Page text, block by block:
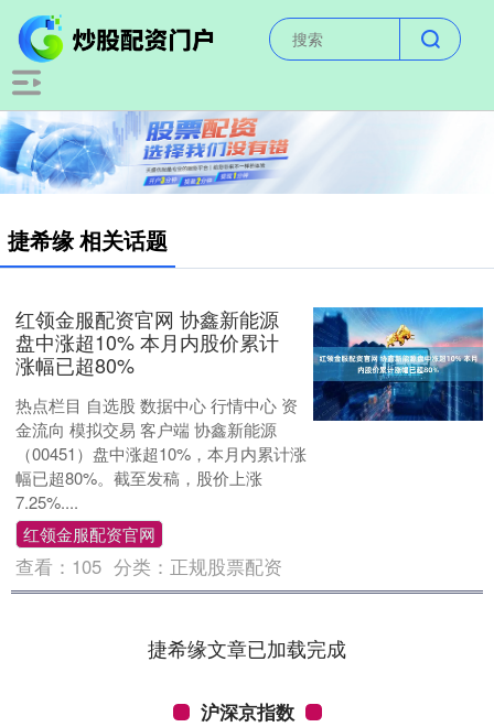
捷希缘 相关话题
红领金服配资官网 协鑫新能源
盘中涨超10% 本月内股价累计
涨幅已超80%
热点栏目 自选股 数据中心 行情中心 资
金流向 模拟交易 客户端 协鑫新能源
（00451）盘中涨超10%，本月内累计涨
幅已超80%。截至发稿，股价上涨
7.25%....
红领金服配资官网
查看： 105 分类： 正规股票配资
捷希缘文章已加载完成
沪深京指数